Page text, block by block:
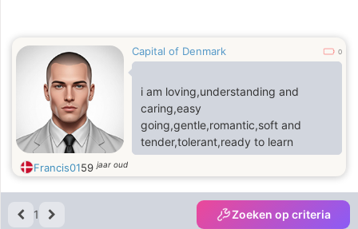
Capital of Denmark 0
i am loving,understanding and
caring,easy
going,gentle,romantic,soft and
tender,tolerant,ready to learn
Francis0159jaar oud
1 Zoeken op criteria